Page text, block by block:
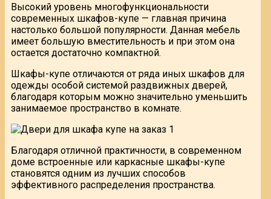
Высокий уровень многофункциональности
современных шкафов-купе — главная причина
настолько большой популярности. Данная мебель
имеет большую вместительность и при этом она
остается достаточно компактной.
Шкафы-купе отличаются от ряда иных шкафов для
одежды особой системой раздвижных дверей,
благодаря которым можно значительно уменьшить
занимаемое пространство в комнате.
Благодаря отличной практичности, в современном
доме встроенные или каркасные шкафы-купе
становятся одним из лучших способов
эффективного распределения пространства.